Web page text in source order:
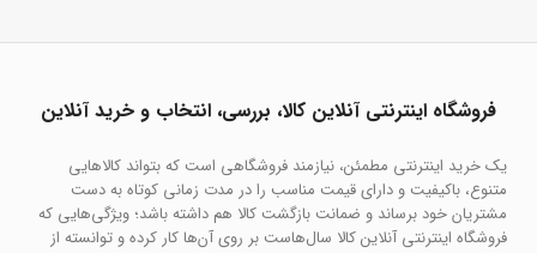
فروشگاه اینترنتی آنلاین کالا، بررسی، انتخاب و خرید آنلاین
یک خرید اینترنتی مطمئن، نیازمند فروشگاهی است که بتواند کالاهایی
متنوع، باکیفیت و دارای قیمت مناسب را در مدت زمانی کوتاه به دست
مشتریان خود برساند و ضمانت بازگشت کالا هم داشته باشد؛ ویژگی‌هایی که
فروشگاه اینترنتی آنلاین کالا سال‌هاست بر روی آن‌ها کار کرده و توانسته از